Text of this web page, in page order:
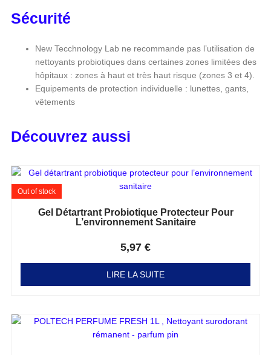
Sécurité
New Tecchnology Lab ne recommande pas l’utilisation de
nettoyants probiotiques dans certaines zones limitées des
hôpitaux : zones à haut et très haut risque (zones 3 et 4).
Equipements de protection individuelle : lunettes, gants,
vêtements
Découvrez aussi
Gel Détartrant Probiotique Protecteur Pour
L’environnement Sanitaire
Out of stock
5,97 €
LIRE LA SUITE